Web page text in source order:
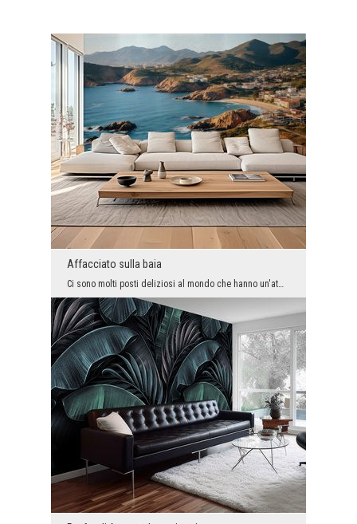
Affacciato sulla baia
Ci sono molti posti deliziosi al mondo che hanno un'atmosfera vacanziera, ma per la maggior parte...